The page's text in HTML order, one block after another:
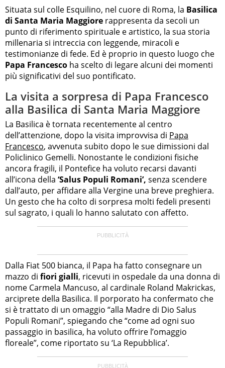
Situata sul colle Esquilino, nel cuore di Roma, la Basilica
di Santa Maria Maggiore rappresenta da secoli un
punto di riferimento spirituale e artistico, la sua storia
millenaria si intreccia con leggende, miracoli e
testimonianze di fede. Ed è proprio in questo luogo che
Papa Francesco ha scelto di legare alcuni dei momenti
più significativi del suo pontificato.
La visita a sorpresa di Papa Francesco
alla Basilica di Santa Maria Maggiore
La Basilica è tornata recentemente al centro
dell’attenzione, dopo la visita improvvisa di Papa
Francesco, avvenuta subito dopo le sue dimissioni dal
Policlinico Gemelli. Nonostante le condizioni fisiche
ancora fragili, il Pontefice ha voluto recarsi davanti
all’icona della ‘Salus Populi Romani’, senza scendere
dall’auto, per affidare alla Vergine una breve preghiera.
Un gesto che ha colto di sorpresa molti fedeli presenti
sul sagrato, i quali lo hanno salutato con affetto.
Dalla Fiat 500 bianca, il Papa ha fatto consegnare un
mazzo di fiori gialli, ricevuti in ospedale da una donna di
nome Carmela Mancuso, al cardinale Roland Makrickas,
arciprete della Basilica. Il porporato ha confermato che
si è trattato di un omaggio “alla Madre di Dio Salus
Populi Romani”, spiegando che “come ad ogni suo
passaggio in basilica, ha voluto offrire l’omaggio
floreale”, come riportato su ‘La Repubblica’.